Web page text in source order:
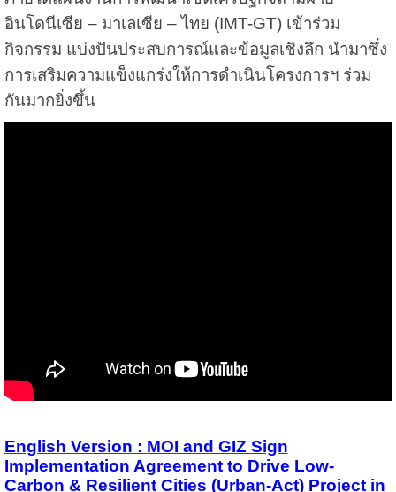
อินโดนีเซีย – มาเลเซีย – ไทย (IMT-GT) เข้าร่วม
กิจกรรม แบ่งปันประสบการณ์และข้อมูลเชิงลึก นำมาซึ่ง
การเสริมความแข็งแกร่งให้การดำเนินโครงการฯ ร่วม
กันมากยิ่งขึ้น
English Version : MOI and GIZ Sign
Implementation Agreement to Drive Low-
Carbon & Resilient Cities (Urban-Act) Project in